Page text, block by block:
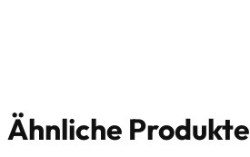
Ähnliche Produkte